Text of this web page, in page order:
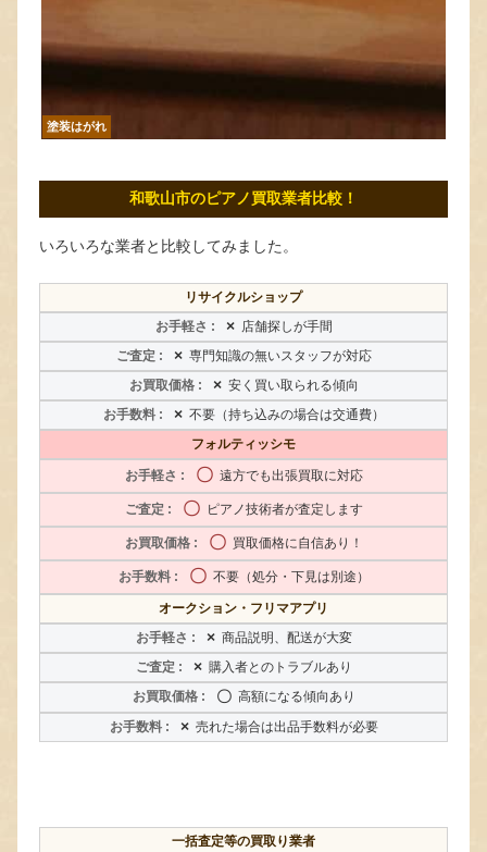
塗装はがれ
和歌山市のピアノ買取業者比較！
いろいろな業者と比較してみました。
リサイクルショップ
× 店舗探しが手間
× 専門知識の無いスタッフが対応
× 安く買い取られる傾向
× 不要（持ち込みの場合は交通費）
フォルティッシモ
〇 遠方でも出張買取に対応
〇 ピアノ技術者が査定します
〇 買取価格に自信あり！
〇 不要（処分・下見は別途）
オークション・フリマアプリ
× 商品説明、配送が大変
× 購入者とのトラブルあり
〇 高額になる傾向あり
× 売れた場合は出品手数料が必要
一括査定等の買取り業者